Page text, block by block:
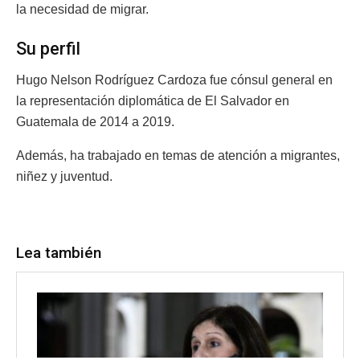
la necesidad de migrar.
Su perfil
Hugo Nelson Rodríguez Cardoza fue cónsul general en
la representación diplomática de El Salvador en
Guatemala de 2014 a 2019.
Además, ha trabajado en temas de atención a migrantes,
niñez y juventud.
Lea también